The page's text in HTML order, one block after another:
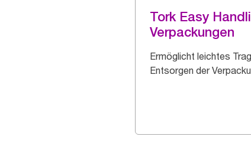
Tork Easy
Verpackungen
Ermöglicht leichtes
Entsorgen der